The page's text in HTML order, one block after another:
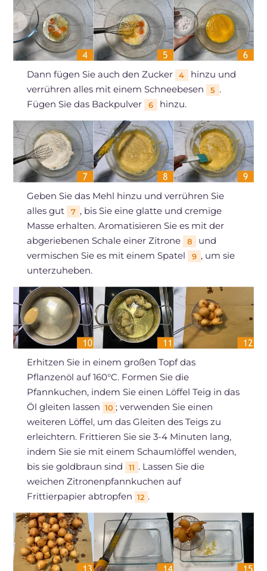
Dann fügen Sie auch den Zucker 4
hinzu und
verrühren alles mit einem Schneebesen
5 .
Fügen Sie das Backpulver
6 hinzu.
Geben Sie das Mehl hinzu und verrühren Sie
alles gut
7 , bis Sie eine glatte und cremige
Masse erhalten. Aromatisieren Sie es mit der
abgeriebenen Schale einer Zitrone
8
und
vermischen Sie es mit einem Spatel
9 , um sie
unterzuheben.
Erhitzen Sie in einem großen Topf das
Pflanzenöl auf 160°C. Formen Sie die
Pfannkuchen, indem Sie einen Löffel Teig in das
Öl gleiten lassen 10 ; verwenden Sie einen
weiteren Löffel, um das Gleiten des Teigs zu
erleichtern. Frittieren Sie sie 3-4 Minuten lang,
indem Sie sie mit einem Schaumlöffel wenden,
bis sie goldbraun sind
11 . Lassen Sie die
weichen Zitronenpfannkuchen auf
Frittierpapier abtropfen 12 .